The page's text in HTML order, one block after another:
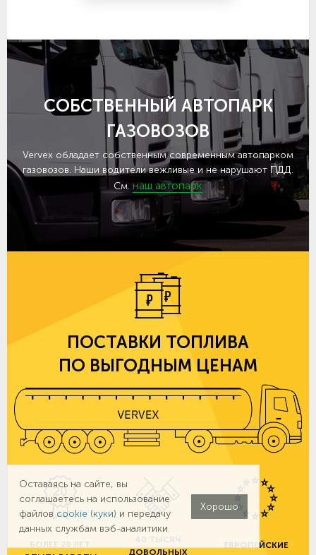
СОБСТВЕННЫЙ АВТОПАРК
ГАЗОВОЗОВ
Vervex обладает собственным современным автопарком
газовозов. Наши водители вежливые и не нарушают ПДД.
См. наш автопарк
ПОСТАВКИ ТОПЛИВА
ПО ВЫГОДНЫМ ЦЕНАМ
БОЛЕЕ 20 ЛЕТ
40 ТЫСЯЧ
ДОВОЛЬНЫХ
ЕВРОПЕЙСКИЕ
Оставаясь на сайте, вы
соглашаетесь на использование
файлов cookie (куки) и передачу
данных службам вэб-аналитики
Хорошо